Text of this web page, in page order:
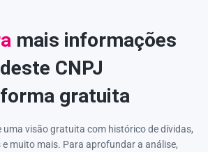
mais informações
deste CNPJ
gratuita
uma visão gratuita com histórico de dívidas,
muito mais. Para aprofundar a análise,